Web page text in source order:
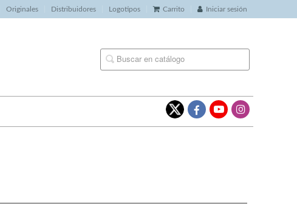
Originales Distribuidores Logotipos Carrito Iniciar sesión